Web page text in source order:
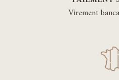
Virement